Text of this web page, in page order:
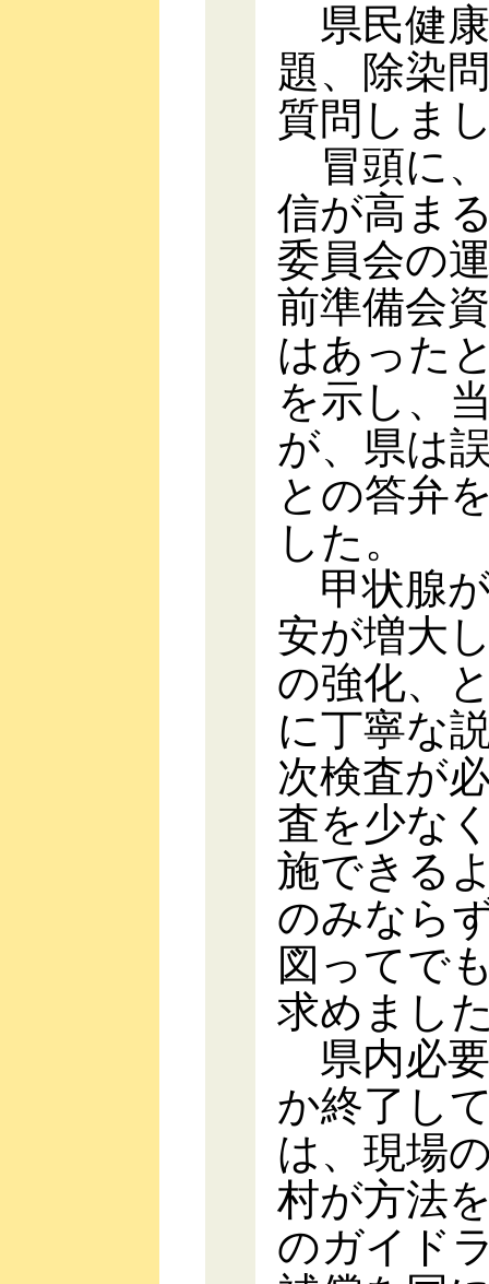
県民健康
題、除染
質問しま
冒頭に
信が高ま
委員会の
前準備会
はあった
を示し、
が、県は
との答弁
した。
甲状腺
安が増大
の強化、
に丁寧な
次検査が
査を少な
施できる
のみなら
図ってで
求めまし
県内必
か終了し
は、現場
村が方法
のガイド